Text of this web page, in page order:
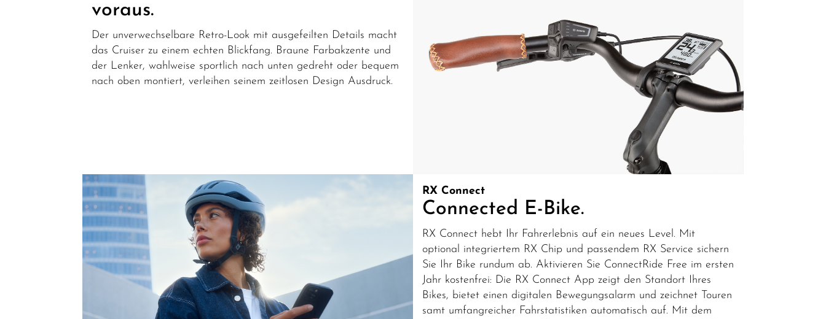
Ersatzteile/Fahrradersatzteile
Zubehör/Fahrradzubehör
voraus.
Der unverwechselbare Retro-Look mit ausgefeilten Details macht
das Cruiser zu einem echten Blickfang. Braune Farbakzente und
der Lenker, wahlweise sportlich nach unten gedreht oder bequem
nach oben montiert, verleihen seinem zeitlosen Design Ausdruck.
RX Connect
Connected E-Bike.
RX Connect hebt Ihr Fahrerlebnis auf ein neues Level. Mit
optional integriertem RX Chip und passendem RX Service sichern
Sie Ihr Bike rundum ab. Aktivieren Sie ConnectRide Free im ersten
Jahr kostenfrei: Die RX Connect App zeigt den Standort Ihres
Bikes, bietet einen digitalen Bewegungsalarm und zeichnet Touren
samt umfangreicher Fahrstatistiken automatisch auf. Mit dem